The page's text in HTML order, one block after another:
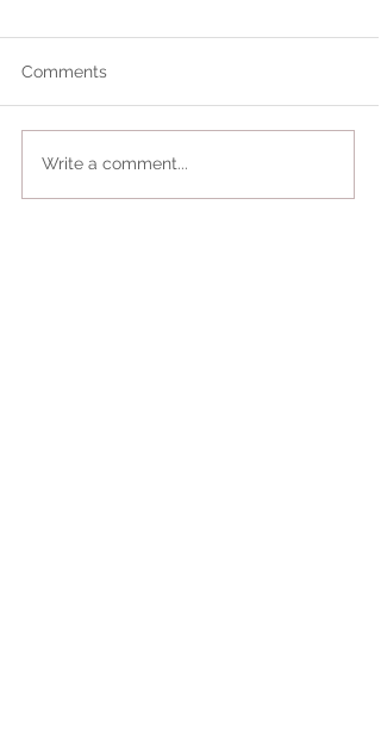
Comments
Write a comment...